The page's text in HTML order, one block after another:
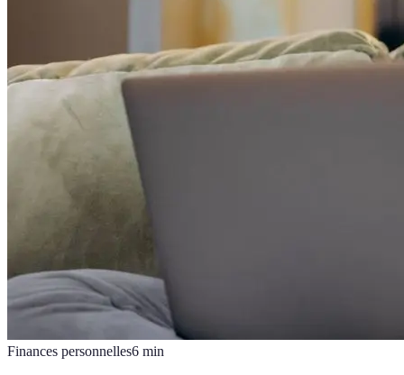
Finances personnelles6 min